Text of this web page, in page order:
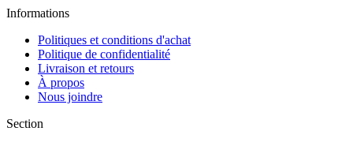
Informations
Politiques et conditions d'achat
Politique de confidentialité
Livraison et retours
À propos
Nous joindre
Section